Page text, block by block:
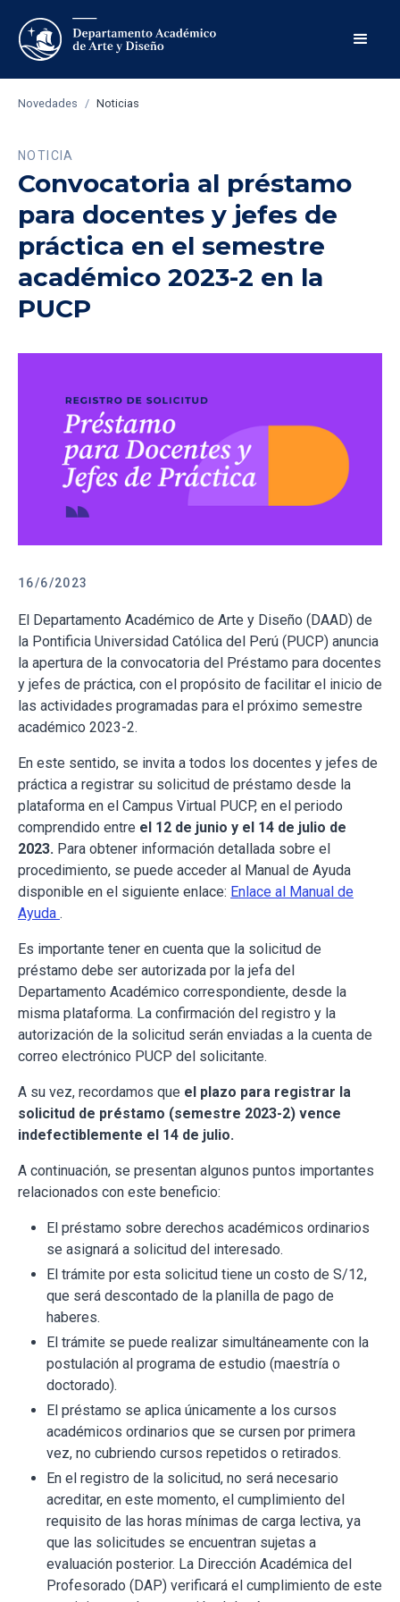
Novedades / Noticias
NOTICIA
Convocatoria al préstamo
para docentes y jefes de
práctica en el semestre
académico 2023-2 en la
PUCP
16/6/2023
El Departamento Académico de Arte y Diseño (DAAD) de
la Pontificia Universidad Católica del Perú (PUCP) anuncia
la apertura de la convocatoria del Préstamo para docentes
y jefes de práctica, con el propósito de facilitar el inicio de
las actividades programadas para el próximo semestre
académico 2023-2.
En este sentido, se invita a todos los docentes y jefes de
práctica a registrar su solicitud de préstamo desde la
plataforma en el Campus Virtual PUCP, en el periodo
comprendido entre el 12 de junio y el 14 de julio de
2023. Para obtener información detallada sobre el
procedimiento, se puede acceder al Manual de Ayuda
disponible en el siguiente enlace: Enlace al Manual de
Ayuda .
Es importante tener en cuenta que la solicitud de
préstamo debe ser autorizada por la jefa del
Departamento Académico correspondiente, desde la
misma plataforma. La confirmación del registro y la
autorización de la solicitud serán enviadas a la cuenta de
correo electrónico PUCP del solicitante.
A su vez, recordamos que el plazo para registrar la
solicitud de préstamo (semestre 2023-2) vence
indefectiblemente el 14 de julio.
A continuación, se presentan algunos puntos importantes
relacionados con este beneficio:
El préstamo sobre derechos académicos ordinarios
se asignará a solicitud del interesado.
El trámite por esta solicitud tiene un costo de S/12,
que será descontado de la planilla de pago de
haberes.
El trámite se puede realizar simultáneamente con la
postulación al programa de estudio (maestría o
doctorado).
El préstamo se aplica únicamente a los cursos
académicos ordinarios que se cursen por primera
vez, no cubriendo cursos repetidos o retirados.
En el registro de la solicitud, no será necesario
acreditar, en este momento, el cumplimiento del
requisito de las horas mínimas de carga lectiva, ya
que las solicitudes se encuentran sujetas a
evaluación posterior. La Dirección Académica del
Profesorado (DAP) verificará el cumplimiento de este